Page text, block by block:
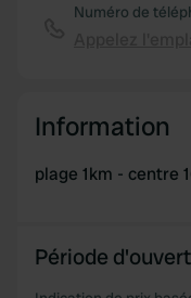
Numéro de
Information
plage 1km - centre
Période